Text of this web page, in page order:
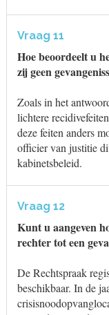
Vraag 11
Hoe beoordeelt u
zij geen
Zoals in het
lichtere
deze feiten anders
officier van justitie
kabinetsbeleid.
Vraag 12
Kunt u aangeven
rechter tot een
De Rechtspraak
beschikbaar. In de